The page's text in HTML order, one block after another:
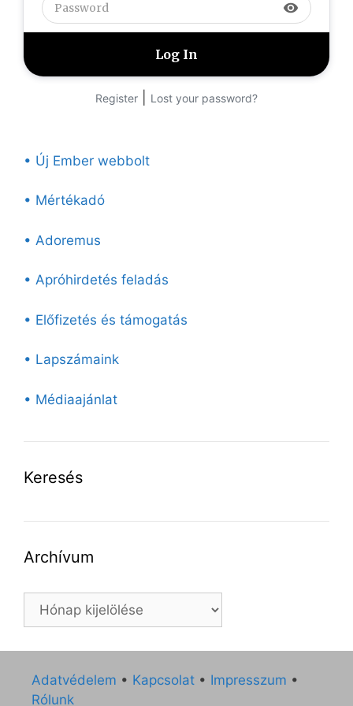
visibility
Register Lost your password?
• Új Ember webbolt
• Mértékadó
• Adoremus
• Apróhirdetés feladás
• Előfizetés és támogatás
• Lapszámaink
• Médiaajánlat
Keresés
Archívum
Archívum
Adatvédelem • Kapcsolat • Impresszum •
Rólunk